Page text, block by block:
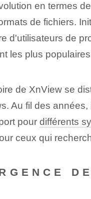
en termes
de fichiers.
d'utilisateurs de
les plus
de XnView se
Au fil des
pour différents
ceux qui